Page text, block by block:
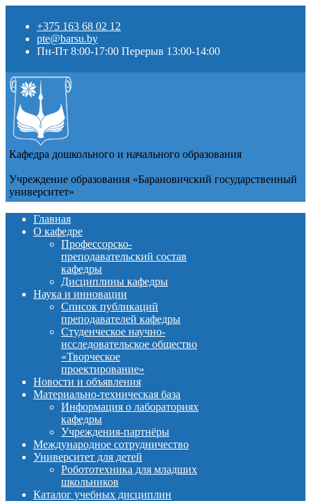
+375 163 68 02 12
pte@barsu.by
Пн-Пт 8:00-17:00 Перерыв 13:00-14:00
Кафедра дошкольного и начального образования
Учреждение образования «Барановичский государственный
университет»
Главная
О кафедре
Профессорско-
преподавательский состав
кафедры
Дисциплины кафедры
Наука и инновации
Список публикаций
преподавателей кафедры
Студенческое научно-
исследовательское общество
«Творческое
проектирование»
Новости и объявления
Материально-техническая база
Информация о лабораториях
кафедры
Учреждения-партнёры
Международное сотрудничество
Университет для детей
Робототехника для младших
школьников
Каталог учебных дисциплин